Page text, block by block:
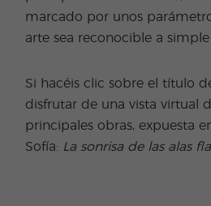
marcado por unos
arte sea reconocible a simple
Si hacéis clic sobre el título
disfrutar de una vista virtual
principales obras, expuesta
Sofía: La sonrisa de las alas